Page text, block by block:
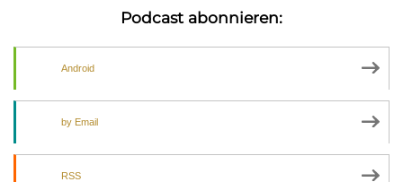
Podcast abonnieren:
Android
by Email
RSS